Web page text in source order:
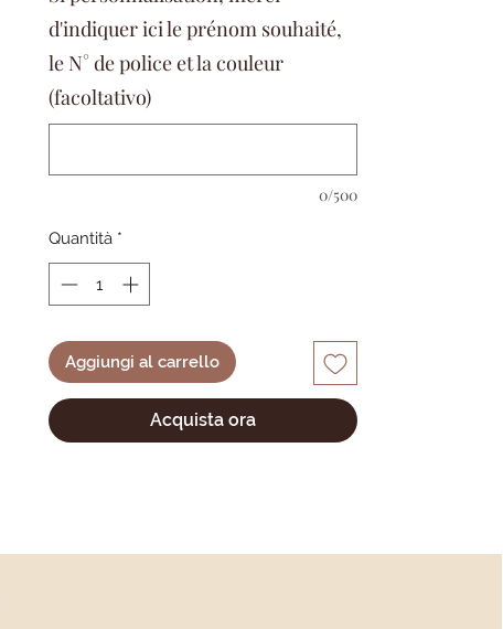
tissu préféré et ajoutez une jolie
broderie pour un look unique. ( faites
votre chois de tissu et de broderie dans
notre rubrique "tissus et
personnalisation"
Ce bavoir est un incontournable pour
DIMENSION
cm de large en bas. 32cm de haut
ENTRETIEN
: lavage ne machine
classique et sèche linge autorisé
N'hésitez pas à me contacter si vous
d'indiquer ici le prénom souhaité,
le N° de police et la couleur
(facoltativo)
0/500
Quantità *
Aggiungi al carrello
Acquista ora